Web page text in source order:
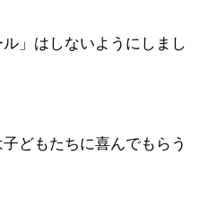
」はしないようにしまし
どもたちに喜んでもらう